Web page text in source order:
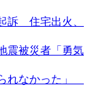
訴 住宅出火、
震被災者「勇気
れなかった」